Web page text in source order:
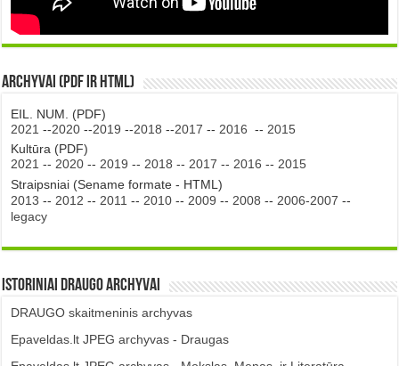
Archyvai (PDF ir HTML)
EIL. NUM. (PDF)
2021 --2020 --2019 --2018 --2017 -- 2016 -- 2015
Kultūra (PDF)
2021 -- 2020 -- 2019 -- 2018 -- 2017 -- 2016 -- 2015
Straipsniai (Sename formate - HTML)
2013 -- 2012 -- 2011 -- 2010 -- 2009 -- 2008 -- 2006-2007 --
legacy
Istoriniai DRAUGO Archyvai
DRAUGO skaitmeninis archyvas
Epaveldas.lt JPEG archyvas - Draugas